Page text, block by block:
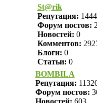
St@rik
Репутация:
Форум постов:
Новостей: 0
Комментов:
Блоги: 0
Статьи: 0
BOMBILA
Репутация:
Форум постов: